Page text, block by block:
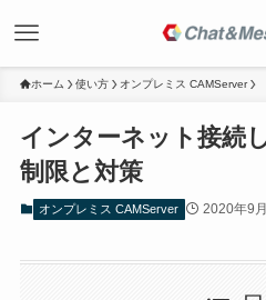
ホーム 使い方 オンプレミス CAMServer
インターネット接続
制限と対策
オンプレミス CAMServer 2020年9